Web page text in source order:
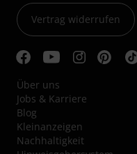
Vertrag widerrufen
Über uns
Jobs & Karriere
Blog
Kleinanzeigen
Nachhaltigkeit